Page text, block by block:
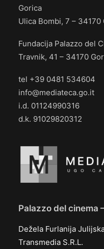
Gorica
Ulica Bombi, 7 – 34170
Fundacija Palazzo del
Travnik, 41 – 34170
tel +39 0481 534604
info@mediateca.go.it
i.d. 01124990316
d.k. 91029820312
Palazzo del cinema
Dežela Furlanija
Transmedia S.R.L.